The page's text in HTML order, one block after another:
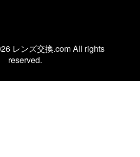
レンズ交換.com All rights
reserved.